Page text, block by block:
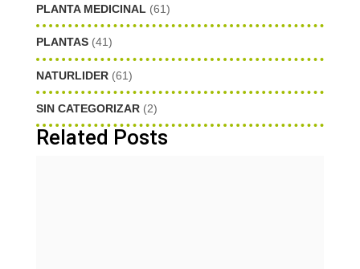
PLANTA MEDICINAL (61)
PLANTAS (41)
NATURLIDER (61)
SIN CATEGORIZAR (2)
Related Posts